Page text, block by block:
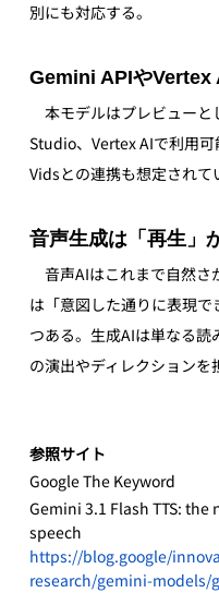
別にも対応する。
Gemini APIやVertex
本モデルはプレビューと
Studio、Vertex AIで利用
Vidsとの連携も想定されて
音声生成は「再生」
音声AIはこれまで自然さ
は「意図した通りに表現
つある。生成AIは単なる
の演出やディレクションを
参照サイト
Google The Keyword
Gemini 3.1 Flash TTS:
speech
https://blog.google/
research/gemini-